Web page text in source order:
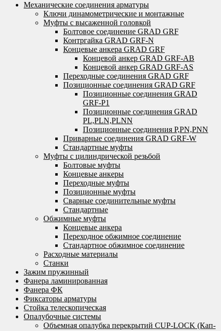
Механические соединения арматуры
Ключи динамометрические и монтажные
Муфты с высаженной головкой
Болтовое соединение GRAD GRF
Контргайка GRAD GRF-N
Концевые анкера GRAD GRF
Концевой анкер GRAD GRF-AB
Концевой анкер GRAD GRF-AS
Переходные соединения GRAD GRF
Позиционные соединения GRAD GRF
Позиционные соединения GRAD
GRF-P1
Позиционные соединения GRAD
PL,PLN,PLNN
Позиционные соединения P,PN,PNN
Приварные соединения GRAD GRF-W
Стандартные муфты
Муфты с цилиндрической резьбой
Болтовые муфты
Концевые анкеры
Переходные муфты
Позиционные муфты
Сварные соединительные муфты
Стандартные
Обжимные муфты
Концевые анкера
Переходное обжимное соединение
Стандартное обжимное соединение
Расходные материалы
Станки
Зажим пружинный
Фанера ламинированная
Фанера ФК
Фиксаторы арматуры
Стойка телескопическая
Опалубочные системы
Объемная опалубка перекрытий CUP-LOCK (Кап-